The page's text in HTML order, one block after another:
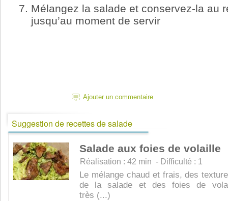
Mélangez la salade et conservez-la au
jusqu’au moment de servir
Ajouter un commentaire
Suggestion de recettes de salade
Salade aux foies de volaille
Réalisation : 42 min - Difficulté : 1
Le mélange chaud et frais, des
de la salade et des foies de
très (...)